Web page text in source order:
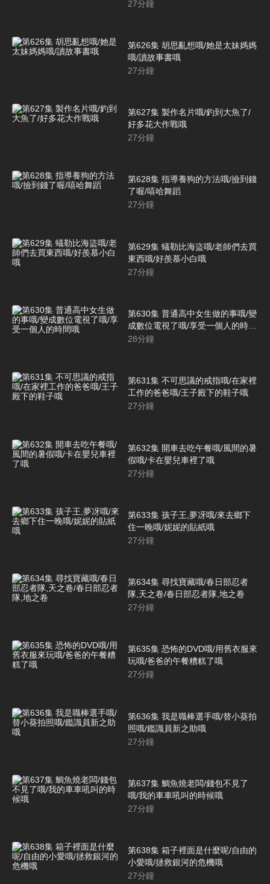
27分鐘
第626集 胡思亂想哦/她是太妹媽媽
哦/讀故事書哦
27分鐘
第627集 製作名片哦/釣到大魚了/
好多花大作戰哦
27分鐘
第628集 指導養狗的方法哦/撿到錢
了喔/嘻哈舞蹈
27分鐘
第629集 蟻勒比海盜哦/老師們去買
東西哦/好羨慕小白哦
27分鐘
第630集 普通高中女生做的事哦/變
成數位電視了哦/享受一個人的時間
哦
28分鐘
第631集 不可思議的戒指哦/在家裡
工作的爸爸哦/王子殿下的鞋子哦
27分鐘
第632集 開車去吃午餐哦/風間的暑
假哦/卡在嬰兒車裡了哦
27分鐘
第633集 孩子王,夢冴哦/來去鄉下
住一晚哦/妮妮的貼紙哦
27分鐘
第634集 尋找寶藏哦/春日部忍者
隊,天之卷/春日部忍者隊,地之卷
27分鐘
第635集 恐怖的DVD哦/用舊衣服來
玩哦/爸爸的午餐糟糕了哦
27分鐘
第636集 我是職棒選手哦/替小葵拍
照哦/鑑識員新之助哦
27分鐘
第637集 鯛魚燒老闆/錢包不見了
哦/我的車車吼叫的時候哦
27分鐘
第638集 箱子裡面是什麼呢/自由的
小愛哦/拯救銀河的危機哦
27分鐘